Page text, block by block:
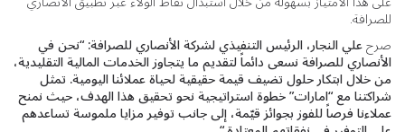
للصرافة.
صرحعلي النجار، الرئيس التنفيذي لشركة الأنصاري للصرافة:“نحن في
الأنصاري للصرافة نسعى دائماً لتقديم ما يتجاوز الخدمات المالية التقليدية،
من خلال ابتكار حلول تضيف قيمة حقيقية لحياة عملائنا اليومية. تمثل
شراكتنا مع “امارات” خطوة استراتيجية نحو تحقيق هذا الهدف، حيث نمنح
عملاءنا فرصاً للفوز بجوائز قيّمة، إلى جانب توفير مزايا ملموسة تساعدهم